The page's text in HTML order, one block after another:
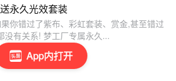
App内打开
永久光效套装
你错过了紫布、彩虹套装、赏金,甚至错过
没有关系! 梦工厂专属永久...